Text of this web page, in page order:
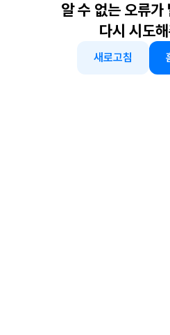
알 수 없는 오류가
다시 시도
새로고침